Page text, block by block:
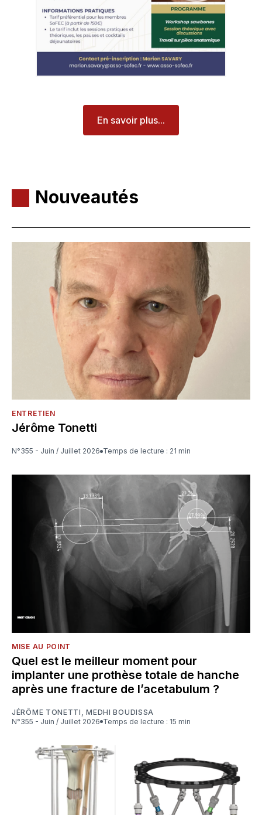
En savoir plus...
Nouveautés
ENTRETIEN
Jérôme Tonetti
N°355 - Juin / Juillet 2026 Temps de lecture : 21 min
MISE AU POINT
Quel est le meilleur moment pour
implanter une prothèse totale de hanche
après une fracture de l’acetabulum ?
JÉRÔME TONETTI ,MEDHI BOUDISSA
N°355 - Juin / Juillet 2026
Temps de lecture : 15 min